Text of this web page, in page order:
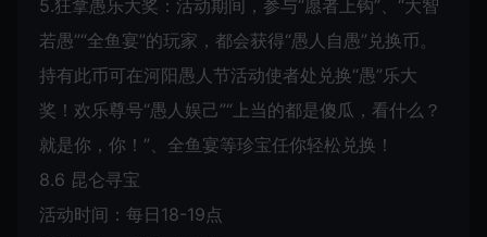
5.狂拿愚乐大奖：活动期间，参与“愿者上钩”、“大智
若愚”“全鱼宴”的玩家，都会获得“愚人自愚”兑换币。
持有此币可在河阳愚人节活动使者处兑换“愚”乐大
奖！欢乐尊号“愚人娱己”“上当的都是傻瓜，看什么？
就是你，你！”、全鱼宴等珍宝任你轻松兑换！
8.6 昆仑寻宝
活动时间：每日18-19点